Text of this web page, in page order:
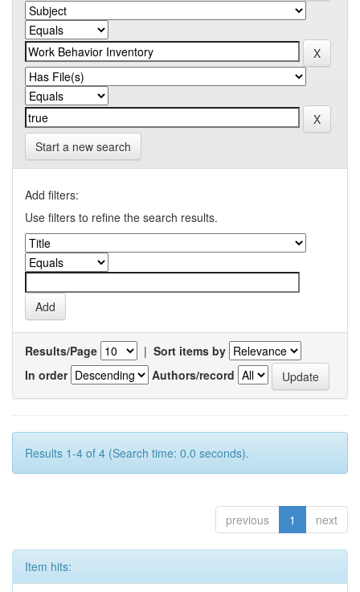
Start a new search
Add filters:
Use filters to refine the search results.
Results/Page | Sort items by
In order
Authors/record
Results 1-4 of 4 (Search time: 0.0 seconds).
previous 1 next
Item hits: